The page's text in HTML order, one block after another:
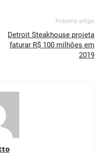
Próximo artigo
Detroit Steakhouse projeta
faturar R$ 100 milhões em
2019